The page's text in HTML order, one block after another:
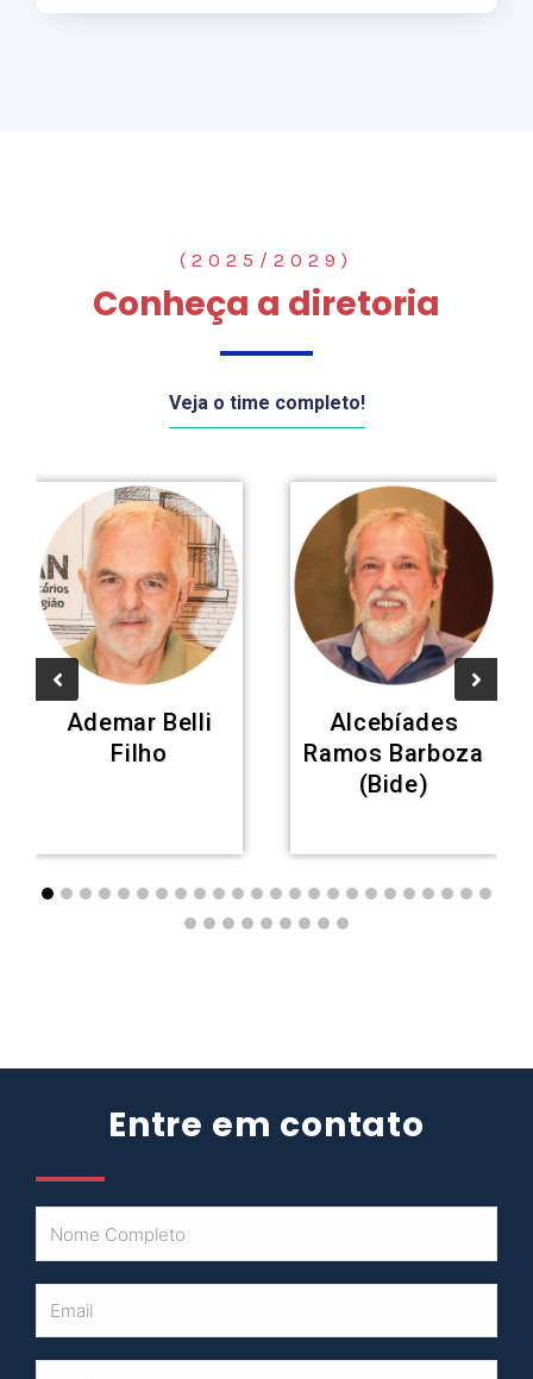
(2025/2029)
Conheça a diretoria
Veja o time completo!
Ademar Belli
Filho
Alcebíades
Ramos Barboza
(Bide)
Entre em contato